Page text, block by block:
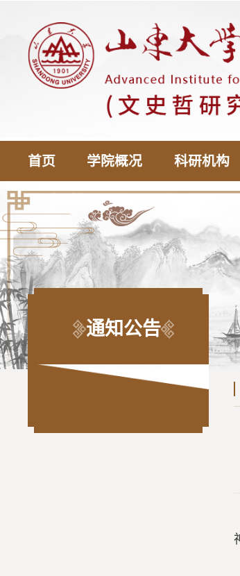
首页 学院概况 科研机构
通知公告